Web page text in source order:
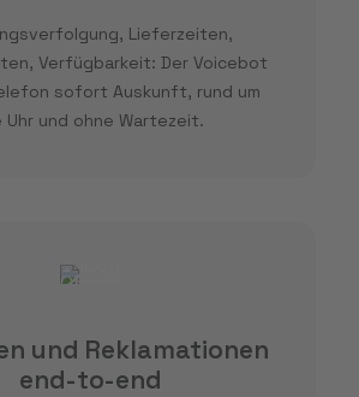
Lieferzeiten,
Verfügbarkeit: Der Voicebot
sofort Auskunft, rund um
Uhr und ohne Wartezeit.
und Reklamationen
end-to-end